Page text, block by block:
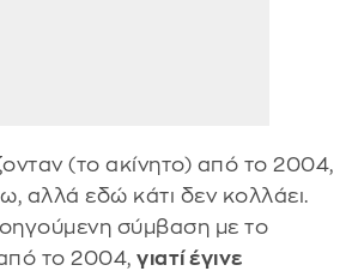
(το ακίνητο) από το 2004,
αλλά εδώ κάτι δεν κολλάει.
σύμβαση με το
το 2004, γιατί έγινε